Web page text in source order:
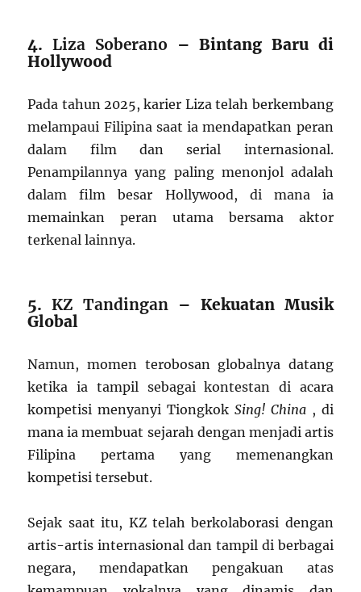
4.Liza Soberano – Bintang Baru di
Hollywood
Pada tahun 2025, karier Liza telah berkembang
melampaui Filipina saat ia mendapatkan peran
dalam film dan serial internasional.
Penampilannya yang paling menonjol adalah
dalam film besar Hollywood, di mana ia
memainkan peran utama bersama aktor
terkenal lainnya.
5.KZ Tandingan– Kekuatan Musik
Global
Namun, momen terobosan globalnya datang
ketika ia tampil sebagai kontestan di acara
kompetisi menyanyi Tiongkok Sing! China, di
mana ia membuat sejarah dengan menjadi artis
Filipina pertama yang memenangkan
kompetisi tersebut.
Sejak saat itu, KZ telah berkolaborasi dengan
artis-artis internasional dan tampil di berbagai
negara, mendapatkan pengakuan atas